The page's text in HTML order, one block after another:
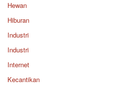
Hewan
Hiburan
Industri
Industri
Internet
Kecantikan